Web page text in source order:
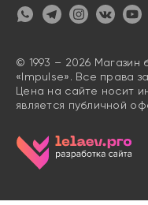
Согласие на
Карта сайта
© 1993 – 2026 Магазин
«Impulse». Все права
Цена на сайте носит
является публичной